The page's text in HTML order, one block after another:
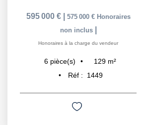
595 000 € 575 000 € Honoraires
non inclus
Honoraires à la charge du vendeur
6 pièce(s) 129 m²
Réf :
1449